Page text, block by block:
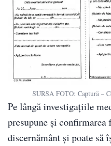
SURSA FOTO: Captură –
Pe lângă investigațiile
presupune și confirmarea
discernământ și poate